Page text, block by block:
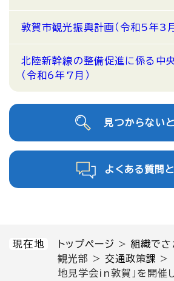
現在地 トップページ > 組織でさ
観光部
> 交通政策課 >
地見学会in敦賀」を開催
敦賀市観光振興計画（令和5年3
北陸新幹線の整備促進に係る中
（令和6年7月）
見つからない
よくある質問